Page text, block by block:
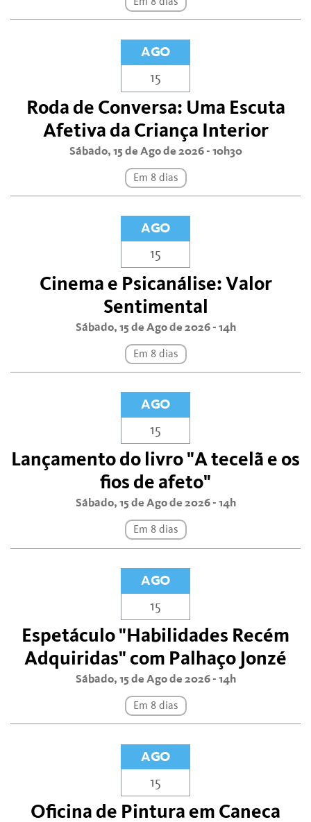
AGO
15
Roda de Conversa: Uma Escuta
Afetiva da Criança Interior
Sábado, 15 de Ago de 2026 - 10h30
Em 8 dias
AGO
15
Cinema e Psicanálise: Valor
Sentimental
Sábado, 15 de Ago de 2026 - 14h
Em 8 dias
AGO
15
Lançamento do livro "A tecelã e os
fios de afeto"
Sábado, 15 de Ago de 2026 - 14h
Em 8 dias
AGO
15
Espetáculo "Habilidades Recém
Adquiridas" com Palhaço Jonzé
Sábado, 15 de Ago de 2026 - 14h
Em 8 dias
AGO
15
Oficina de Pintura em Caneca